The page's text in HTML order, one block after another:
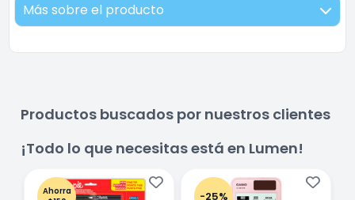
Más sobre el producto
Productos buscados por nuestros clientes
¡Todo lo que necesitas está en Lumen!
Ahorra
-25%